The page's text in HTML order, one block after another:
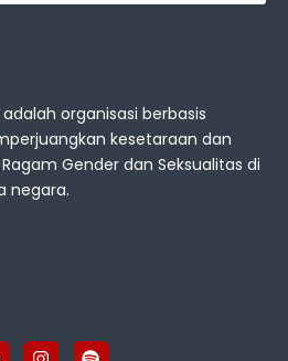
organisasi berbasis
kesetaraan dan
Gender dan Seksualitas di
negara.